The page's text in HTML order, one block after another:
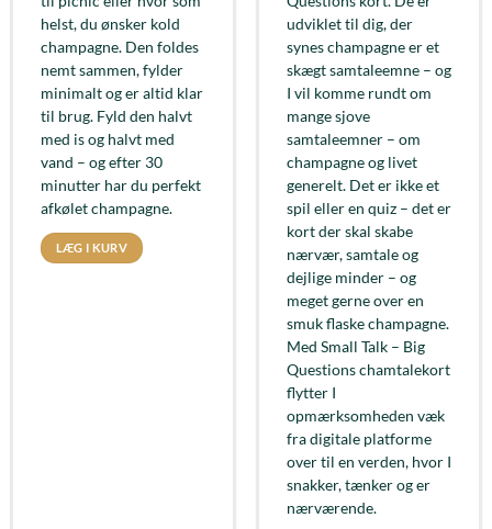
helst, du ønsker kold
champagne. Den foldes
nemt sammen, fylder
minimalt og er altid klar
til brug. Fyld den halvt
med is og halvt med
vand – og efter 30
minutter har du perfekt
afkølet champagne.
LÆG I KURV
udviklet til dig, der
synes champagne er et
skægt samtaleemne – og
I vil komme rundt om
mange sjove
samtaleemner – om
champagne og livet
generelt. Det er ikke et
spil eller en quiz – det er
kort der skal skabe
nærvær, samtale og
dejlige minder – og
meget gerne over en
smuk flaske champagne.
Med Small Talk – Big
Questions chamtalekort
flytter I
opmærksomheden væk
fra digitale platforme
over til en verden, hvor I
snakker, tænker og er
nærværende.